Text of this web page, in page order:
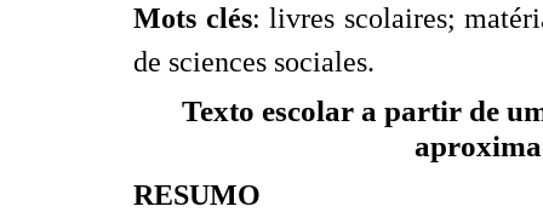
Mots clés: livres scolaires;
de sciences sociales.
Texto escolar a partir de
RESUMO